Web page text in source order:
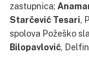
zastupnica;
Starčević Tesari,
spolova Požeško
Bilopavlović,